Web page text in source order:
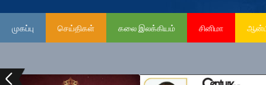
முகப்பு செய்திகள் கலை இலக்கியம் சினிமா